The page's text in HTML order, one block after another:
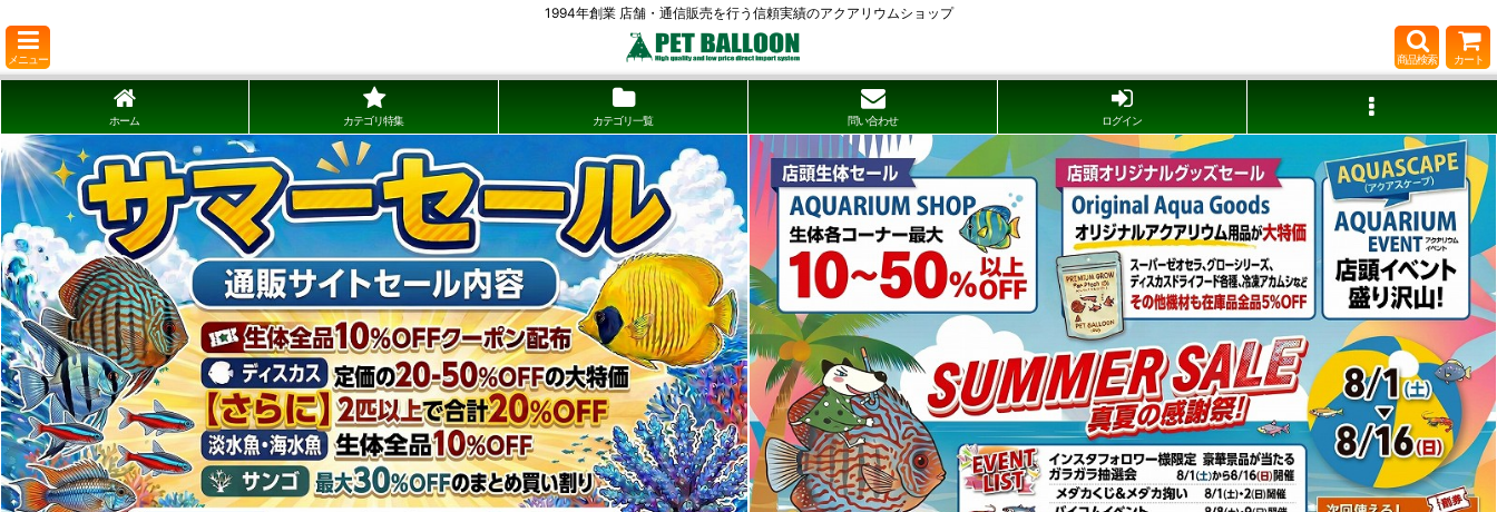
1994年創業 店舗・通信販売を行う信頼実績のアクアリウムショップ
メニュー 商品検索 カート
ホーム カテゴリ特集 カテゴリ一覧 問い合わせ ログイン